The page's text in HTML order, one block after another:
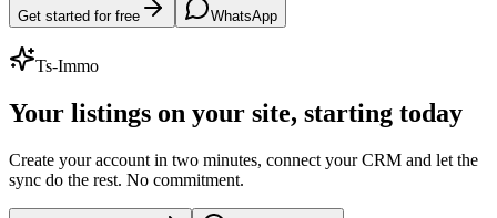
Get started for free WhatsApp
Ts-Immo
Your listings on your site, starting today
Create your account in two minutes, connect your CRM and let the
sync do the rest. No commitment.